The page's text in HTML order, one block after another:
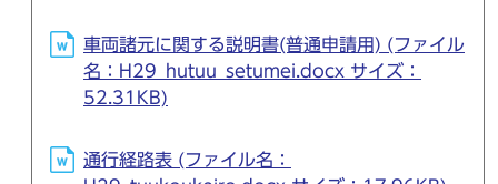
車両諸元に関する説明書(普通申請用) (ファイル
名：H29_hutuu_setumei.docx サイズ：
52.31KB)
通行経路表 (ファイル名：